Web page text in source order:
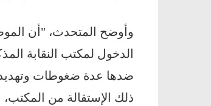
وأوضح المتحدث، "أن
الدخول لمكتب النقابة
ضدها عدة ضغوطات
ذلك الإستقالة من المكتب،